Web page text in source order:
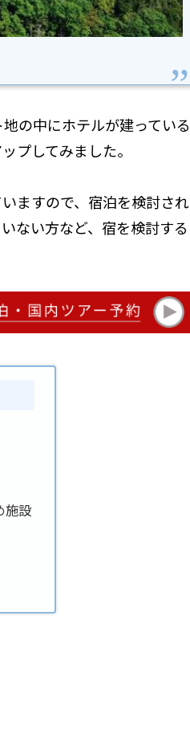
の中にホテルが建っている
プしてみました。
ますので、宿泊を検討され
ない方など、宿を検討する
施設